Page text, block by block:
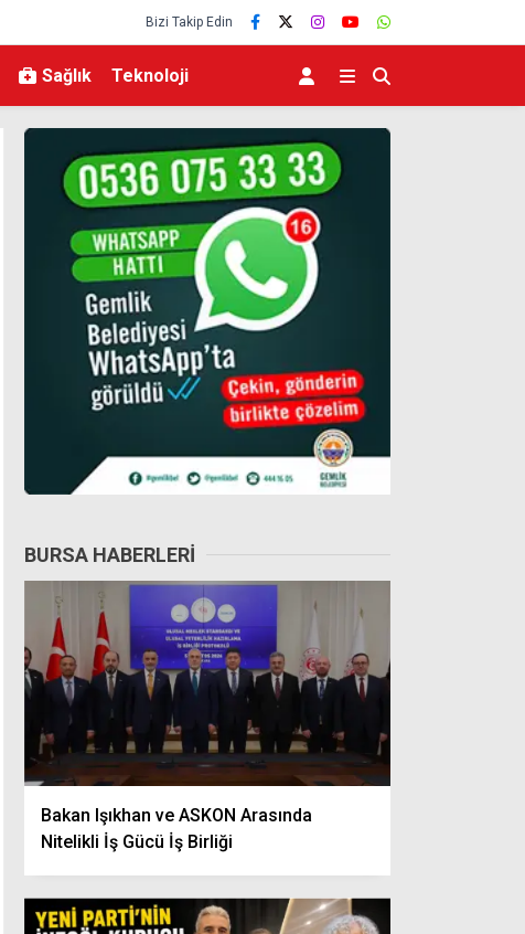
Bizi Takip Edin
Sağlık Teknoloji
BURSA HABERLERI
Bakan Işıkhan ve ASKON Arasında
Nitelikli İş Gücü İş Birliği